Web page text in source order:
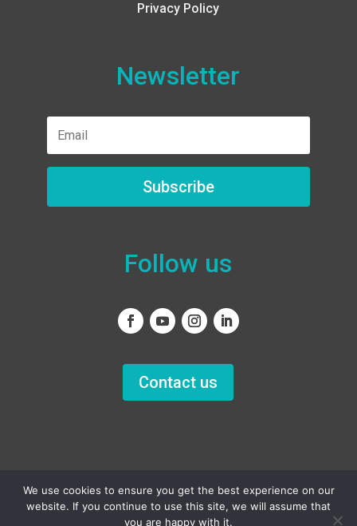
Privacy Policy
Newsletter
Subscribe
Follow us
Contact us
We use cookies to ensure you get the best experience on our
website. If you continue to use this site, we will assume that
you are happy with it.